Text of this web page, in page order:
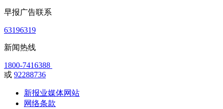
早报广告联系
63196319
新闻热线
1800-7416388
或 92288736
新报业媒体网站
网络条款